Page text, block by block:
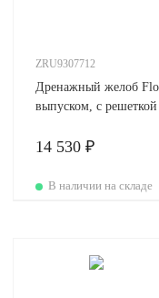
ZRU9307712
Дренажный желоб
выпуском, с решеткой
14 530 ₽
В наличии на складе